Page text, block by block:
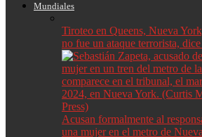
Mundiales
Tiroteo en Queens, Nueva
no fue un ataque terrorista,
Acusan formalmente al
una mujer en el metro de